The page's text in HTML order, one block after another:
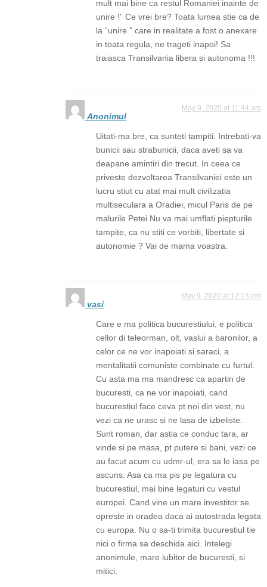
mult mai bine ca restul Romaniei inainte de
unire !” Ce vrei bre? Toata lumea stie ca de
la ”unire ” care in realitate a fost o anexare
in toata regula, ne trageti inapoi! Sa
traiasca Transilvania libera si autonoma !!!
Anonimul
May 9, 2020 at 11:44 am
Uitati-ma bre, ca sunteti tampiti. Intrebati-va
bunicii sau strabunicii, daca aveti sa va
deapane amintiri din trecut. In ceea ce
priveste dezvoltarea Transilvaniei este un
lucru stiut cu atat mai mult civilizatia
multiseculara a Oradiei, micul Paris de pe
malurile Petei.Nu va mai umflati piepturile
tampite, ca nu stiti ce vorbiti, libertate si
autonomie ? Vai de mama voastra.
vasi
May 9, 2020 at 12:13 pm
Care e ma politica bucurestiului, e politica
cellor di teleorman, olt, vaslui a baronilor, a
celor ce ne vor inapoiati si saraci, a
mentalitatii comuniste combinate cu furtul.
Cu asta ma ma mandresc ca apartin de
bucuresti, ca ne vor inapoiati, cand
bucurestiul face ceva pt noi din vest, nu
vezi ca ne urasc si ne lasa de izbeliste.
Sunt roman, dar astia ce conduc tara, ar
vinde si pe masa, pt putere si bani, vezi ce
au facut acum cu udmr-ul, era sa le iasa pe
ascuns. Asa ca ma pis pe legatura cu
bucurestiul, mai bine legaturi cu vestul
europei. Cand vine un mare investitor se
opreste in oradea daca ai autostrada legata
cu europa. Nu o sa-ti trimita bucurestiul tie
nici o firma sa deschida aici. Intelegi
anonimule, mare iubitor de bucuresti, si
mitici.